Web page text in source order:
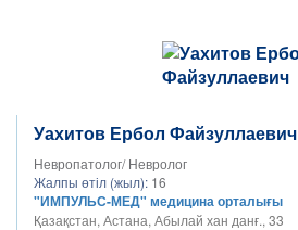
Уахитов Ербол Файзуллаевич
Невропатолог/ Невролог
Жалпы өтіл (жыл): 16
"ИМПУЛЬС-МЕД" медицина орталығы
Қазақстан, Астана, Абылай хан данғ., 33